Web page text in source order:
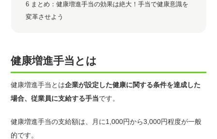
6まとめ：健康増進手当の効果は絶大！手当で健康意識を
変革させよう
健康増進手当とは
健康増進手当とは企業が設定した健康に関する条件を達成した
場合、従業員に支給する手当です。
健康増進手当の支給額は、月に1,000円から3,000円程度が一般
的です。